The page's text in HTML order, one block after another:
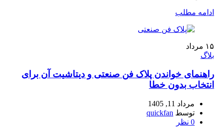
ادامه مطلب
۱۵ مرداد
بلاگ
راهنمای خواندن پلاک فن صنعتی و دیتاشیت آن برای
انتخاب بدون خطا
مرداد 11, 1405
توسط quickfan
0 نظر